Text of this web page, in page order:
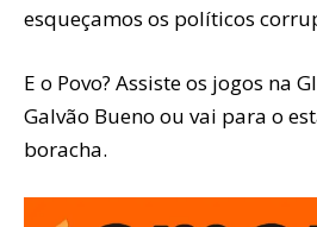
esqueçamos os políticos
E o Povo? Assiste os jogos na
Galvão Bueno ou vai para o
boracha.